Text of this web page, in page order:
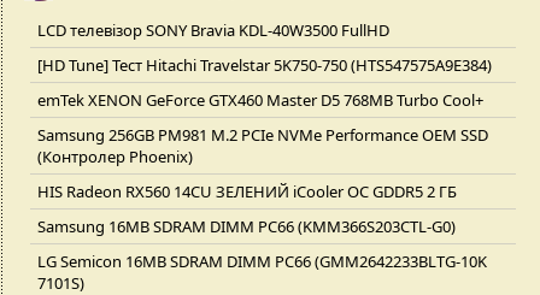
LCD телевізор SONY Bravia KDL-40W3500 FullHD
[HD Tune] Тест Hitachi Travelstar 5K750-750 (HTS547575A9E384)
emTek XENON GeForce GTX460 Master D5 768MB Turbo Cool+
Samsung 256GB PM981 M.2 PCIe NVMe Performance OEM SSD
(Контролер Phoenix)
HIS Radeon RX560 14CU ЗЕЛЕНИЙ iCooler OC GDDR5 2 ГБ
Samsung 16MB SDRAM DIMM PC66 (KMM366S203CTL-G0)
LG Semicon 16MB SDRAM DIMM PC66 (GMM2642233BLTG-10K
7101S)